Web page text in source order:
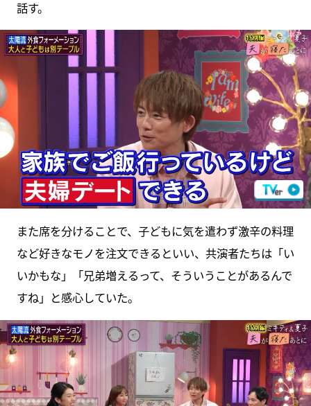
話す。
また席を分けることで、子どもに気を遣わず激辛の料理
など好きなモノを注文できるといい、共演者たちは「い
いかもな」「兄弟増えるって、そういうことがあるんで
すね」と感心していた。